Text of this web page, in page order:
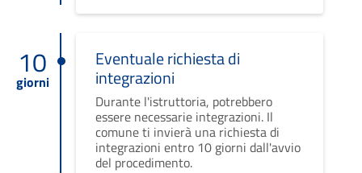
10
giorni
Eventuale richiesta di
integrazioni
Durante l'istruttoria, potrebbero
essere necessarie integrazioni. Il
comune ti invierà una richiesta di
integrazioni entro 10 giorni dall'avvio
del procedimento.